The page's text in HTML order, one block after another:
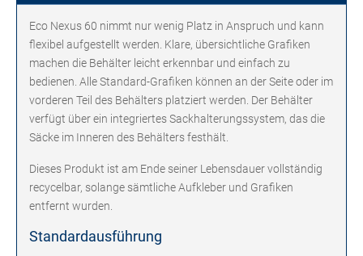
Eco Nexus 60 nimmt nur wenig Platz in Anspruch und kann
flexibel aufgestellt werden. Klare, übersichtliche Grafiken
machen die Behälter leicht erkennbar und einfach zu
bedienen. Alle Standard-Grafiken können an der Seite oder im
vorderen Teil des Behälters platziert werden. Der Behälter
verfügt über ein integriertes Sackhalterungssystem, das die
Säcke im Inneren des Behälters festhält.
Dieses Produkt ist am Ende seiner Lebensdauer vollständig
recycelbar, solange sämtliche Aufkleber und Grafiken
entfernt wurden.
Standardausführung